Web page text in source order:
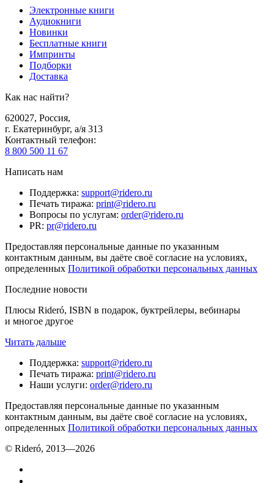
Электронные книги
Аудиокниги
Новинки
Бесплатные книги
Импринты
Подборки
Доставка
Как нас найти?
620027, Россия,
г. Екатеринбург, а/я 313
Контактный телефон:
8 800 500 11 67
Написать нам
Поддержка: support@ridero.ru
Печать тиража: print@ridero.ru
Вопросы по услугам: order@ridero.ru
PR: pr@ridero.ru
Предоставляя персональные данные по указанным
контактным данным, вы даёте своё согласие на условиях,
определенных Политикой обработки персональных данных
Последние новости
Плюсы Rideró, ISBN в подарок, буктрейлеры, вебинары
и многое другое
Читать дальше
Поддержка: support@ridero.ru
Печать тиража: print@ridero.ru
Наши услуги: order@ridero.ru
Предоставляя персональные данные по указанным
контактным данным, вы даёте своё согласие на условиях,
определенных Политикой обработки персональных данных
© Rideró, 2013—2026